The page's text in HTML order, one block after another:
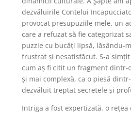
dezvăluirile Contelui
provocat presupuziile mele, un
care a refuzat să fie categorizat
puzzle cu bucăți lipsă, lăsându-
frustrat și nesatisfăcut. S-a
cum aș fi citit un fragment dintr-
și mai complexă, ca o piesă
dezvăluit treptat secretele și
Intriga a fost expertizată, o rețea